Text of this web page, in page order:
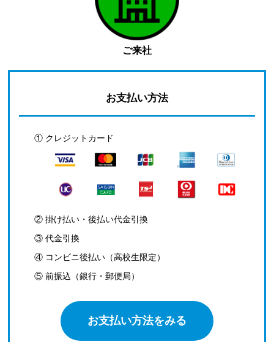
ご来社
お支払い方法
① クレジットカード
② 掛け払い・後払い代金引換
③ 代金引換
④ コンビニ後払い（高校生限定）
⑤ 前振込（銀行・郵便局）
お支払い方法をみる